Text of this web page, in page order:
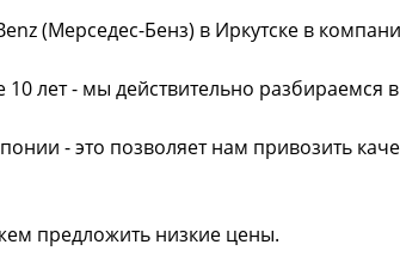
(Мерседес-Бенз) в Иркутске в
лет - мы действительно разбираемся
- это позволяет нам привозить
предложить низкие цены.